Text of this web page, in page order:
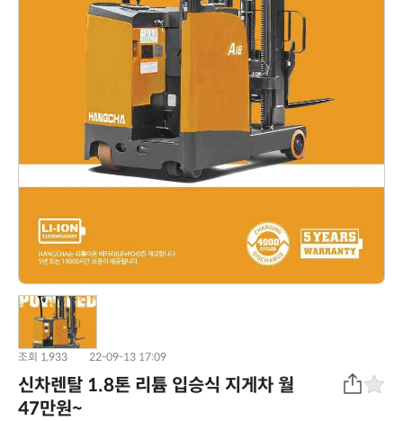
조회 1,933 22-09-13 17:09
신차렌탈 1.8톤 리튬 입승식 지게차 월
47만원~